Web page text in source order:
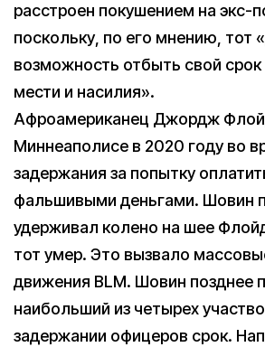
расстроен покушением на экс-
поскольку, по его мнению, тот
возможность отбыть свой срок
мести и насилия».
Афроамериканец Джордж
Миннеаполисе в 2020 году во
задержания за попытку
фальшивыми деньгами. Шовин
удерживал колено на шее
тот умер. Это вызвало
движения BLM. Шовин позднее
наибольший из четырех
задержании офицеров срок.